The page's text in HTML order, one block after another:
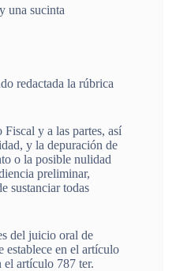
una sucinta
redactada la rúbrica
y a las partes, así
y la depuración de
o la posible nulidad
preliminar,
sustanciar todas
del juicio oral de
en el artículo
artículo 787 ter.